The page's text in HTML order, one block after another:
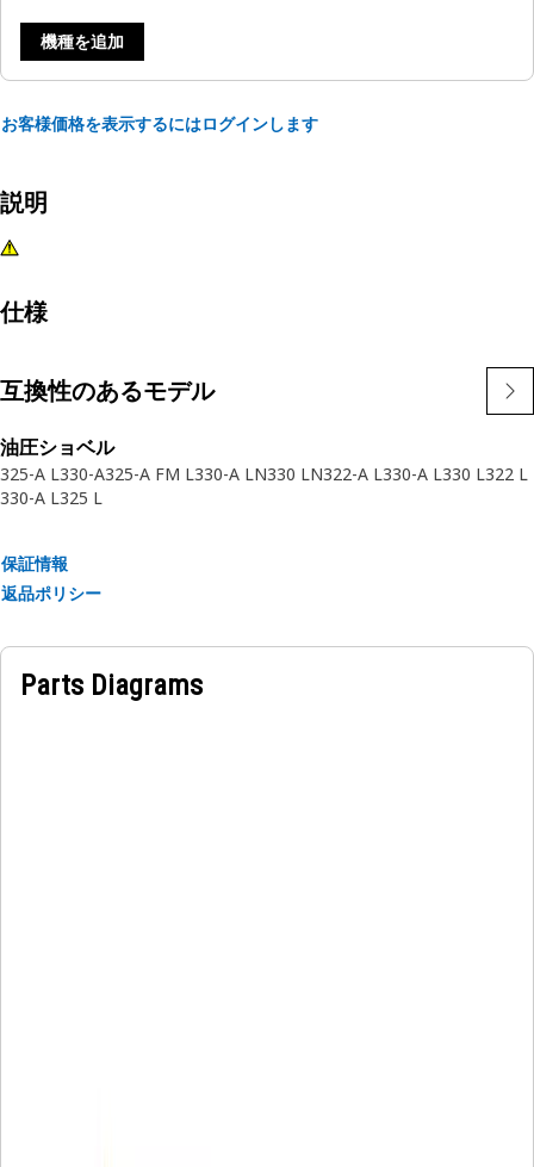
機種を追加
お客様価格を表示するにはログインします
説明
仕様
互換性のあるモデル
油圧ショベル
325-A L330-A325-A FM L330-A LN330 LN322-A L330-A L330 L322 L
330-A L325 L
保証情報
返品ポリシー
Parts Diagrams